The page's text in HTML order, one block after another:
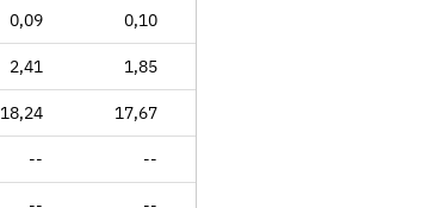
0,09 0,10
2,41 1,85
18,24 17,67
-- --